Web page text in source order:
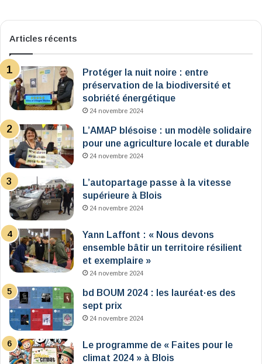
Articles récents
Protéger la nuit noire : entre
préservation de la biodiversité et
sobriété énergétique
24 novembre 2024
L’AMAP blésoise : un modèle solidaire
pour une agriculture locale et durable
24 novembre 2024
L’autopartage passe à la vitesse
supérieure à Blois
24 novembre 2024
Yann Laffont : « Nous devons
ensemble bâtir un territoire résilient
et exemplaire »
24 novembre 2024
bd BOUM 2024 : les lauréat·es des
sept prix
24 novembre 2024
Le programme de « Faites pour le
climat 2024 » à Blois